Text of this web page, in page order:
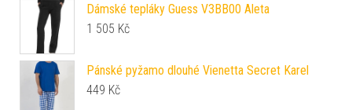
Dámské tepláky Guess V3BB00 Aleta
1 505 Kč
Pánské pyžamo dlouhé Vienetta Secret Karel
449 Kč